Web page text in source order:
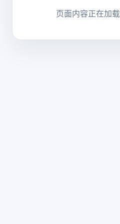
页面内容正在加载